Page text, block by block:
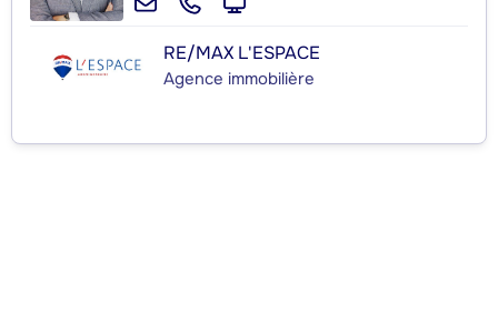
RE/MAX L'ESPACE
Agence immobilière